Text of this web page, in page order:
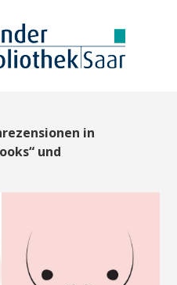
in
und